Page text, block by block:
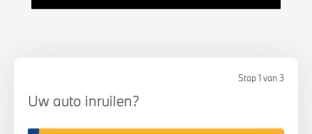
Stap 1 van 3
Uw auto inruilen?